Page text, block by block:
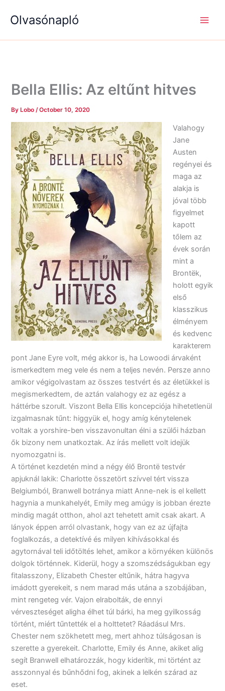
Olvasónapló
Bella Ellis: Az eltűnt hitves
By Lobo/October 10, 2020
Valahogy
Jane
Austen
regényei és
maga az
alakja is
jóval több
figyelmet
kapott
tőlem az
évek során
mint a
Brontëk,
holott egyik
első
klasszikus
élményem
és kedvenc
karakterem
pont Jane Eyre volt, még akkor is, ha Lowoodi árvaként
ismerkedtem meg vele és nem a teljes nevén. Persze anno
amikor végigolvastam az összes testvért és az életükkel is
megismerkedtem, de aztán valahogy ez az egész a
háttérbe szorult. Viszont Bella Ellis koncepciója hihetetlenül
izgalmasnak tűnt: higgyük el, hogy amíg kénytelenek
voltak a yorshire-ben visszavonultan élni a szülői házban
ők bizony nem unatkoztak. Az írás mellett volt idejük
nyomozgatni is.
A történet kezdetén mind a négy élő Brontë testvér
apjuknál lakik: Charlotte összetört szívvel tért vissza
Belgiumból, Branwell botránya miatt Anne-nek is el kellett
hagynia a munkahelyét, Emily meg amúgy is jobban érezte
mindig magát otthon, ahol azt tehetett amit csak akart. A
lányok éppen arról olvastank, hogy van ez az újfajta
foglalkozás, a detektívé és milyen kihívásokkal és
agytornával teli időtöltés lehet, amikor a környéken különös
dolgok történnek. Kiderül, hogy a szomszédságukban egy
fitalasszony, Elizabeth Chester eltűnik, hátra hagyva
imádott gyerekeit, s nem marad más utána a szobájában,
mint rengeteg vér. Vajon elrabolták, de ennyi
vérveszteséget aligha élhet túl bárki, ha meg gyilkosság
történt, miért tűntették el a holttetet? Ráadásul Mrs.
Chester nem szökhetett meg, mert ahhoz túlságosan is
szerette a gyerekeit. Charlotte, Emily és Anne, akiket alig
segít Branwell elhatározzák, hogy kiderítik, mi történt az
asszonnyal és bűnhődni fog, akinek a lelkén szárad az
eset.
e
a
é
g
k
é
g
k